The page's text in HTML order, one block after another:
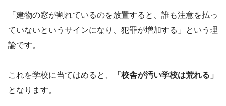
「建物の窓が割れているのを放置すると、誰も注意を払っ
ていないというサインになり、犯罪が増加する」という理
論です。
これを学校に当てはめると、
「校舎が汚い学校は荒れる」
となります。